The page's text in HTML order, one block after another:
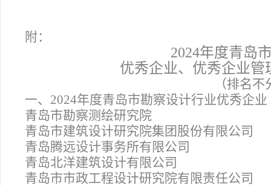
附：
2024年度青岛
优秀企业、优秀企业
（排名
一、2024年度青岛市勘察设计行业优秀企业
青岛市勘察测绘研究院
青岛市建筑设计研究院集团股份有限公司
青岛腾远设计事务所有限公司
青岛北洋建筑设计有限公司
青岛市市政工程设计研究院有限责任公司